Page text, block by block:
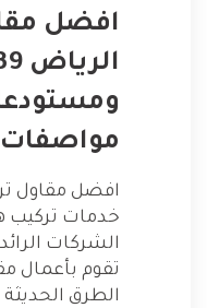
افضل
مواصفات
افضل مقاول
خدمات تركيب
الشركات
تقوم بأعمال
الطرق